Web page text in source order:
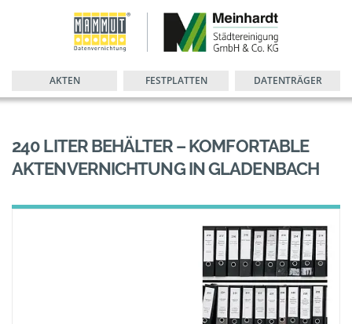
AKTEN FESTPLATTEN DATENTRÄGER
240 LITER BEHÄLTER – KOMFORTABLE
AKTENVERNICHTUNG IN GLADENBACH